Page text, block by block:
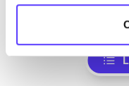
Aan route toevoegen